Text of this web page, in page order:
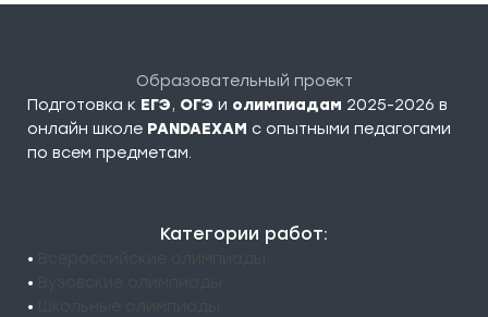
Образовательный проект
Подготовка к ЕГЭ, ОГЭ и олимпиадам 2025-2026 в
онлайн школе PANDAEXAM c опытными педагогами
по всем предметам.
Категории работ:
•
•
•